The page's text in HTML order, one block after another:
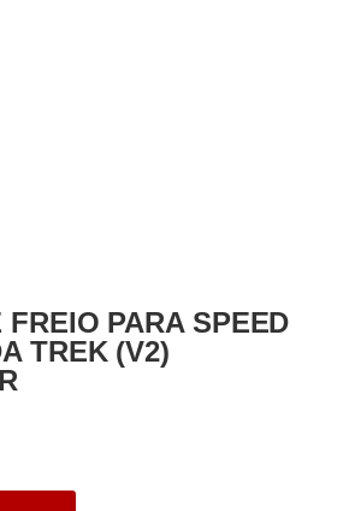
PARA SPEED
TREK (V2)